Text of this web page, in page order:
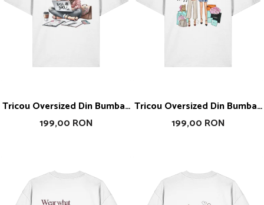
Tricou Oversized Din Bumbac
Organic Girl Work
199,00 RON
Tricou Oversized Din Bumbac
Organic Girls Boss
199,00 RON